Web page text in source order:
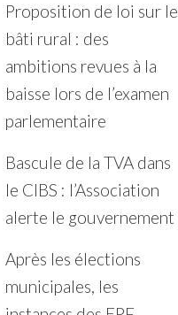
Proposition de loi sur le
bâti rural : des
ambitions revues à la
baisse lors de l’examen
parlementaire
Bascule de la TVA dans
le CIBS : l’Association
alerte le gouvernement
Après les élections
municipales, les